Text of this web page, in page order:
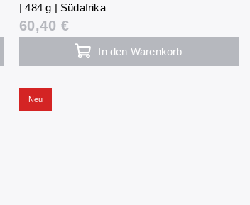
| 484 g | Südafrika
60,40 €
In den Warenkorb
Neu